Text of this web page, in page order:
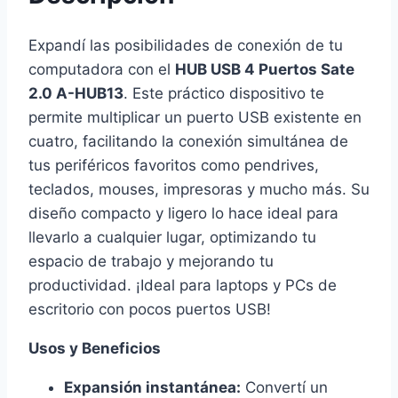
Expandí las posibilidades de conexión de tu
computadora con el HUB USB 4 Puertos Sate
2.0 A-HUB13. Este práctico dispositivo te
permite multiplicar un puerto USB existente en
cuatro, facilitando la conexión simultánea de
tus periféricos favoritos como pendrives,
teclados, mouses, impresoras y mucho más. Su
diseño compacto y ligero lo hace ideal para
llevarlo a cualquier lugar, optimizando tu
espacio de trabajo y mejorando tu
productividad. ¡Ideal para laptops y PCs de
escritorio con pocos puertos USB!
Usos y Beneficios
Expansión instantánea: Convertí un